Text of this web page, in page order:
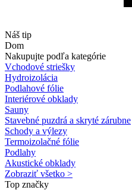
Náš tip
Dom
Nakupujte podľa kategórie
Vchodové striešky
Hydroizolácia
Podlahové fólie
Interiérové obklady
Sauny
Stavebné puzdrá a skryté zárubne
Schody a výlezy
Termoizolačné fólie
Podlahy
Akustické obklady
Zobraziť všetko >
Top značky